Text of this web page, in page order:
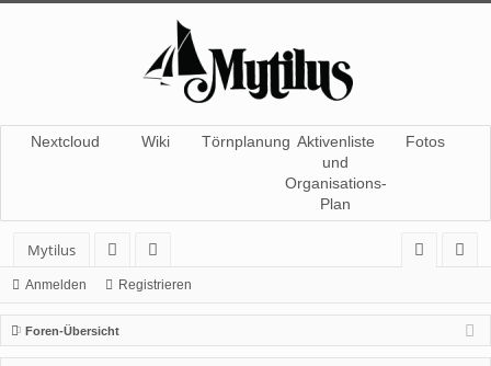
Nextcloud Wiki Törnplanung Aktivenliste
und
Organisations-
Plan
Fotos
Mytilus
or
en
itg
lie
de
m
el
ist
rie
Anmelden Registrieren
Foren-Übersicht